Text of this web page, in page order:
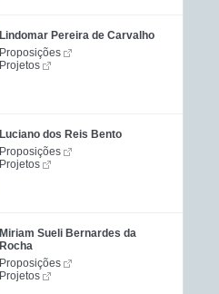
Lindomar Pereira de Carvalho
Proposições
Projetos
Luciano dos Reis Bento
Proposições
Projetos
Miriam Sueli Bernardes da
Rocha
Proposições
Projetos